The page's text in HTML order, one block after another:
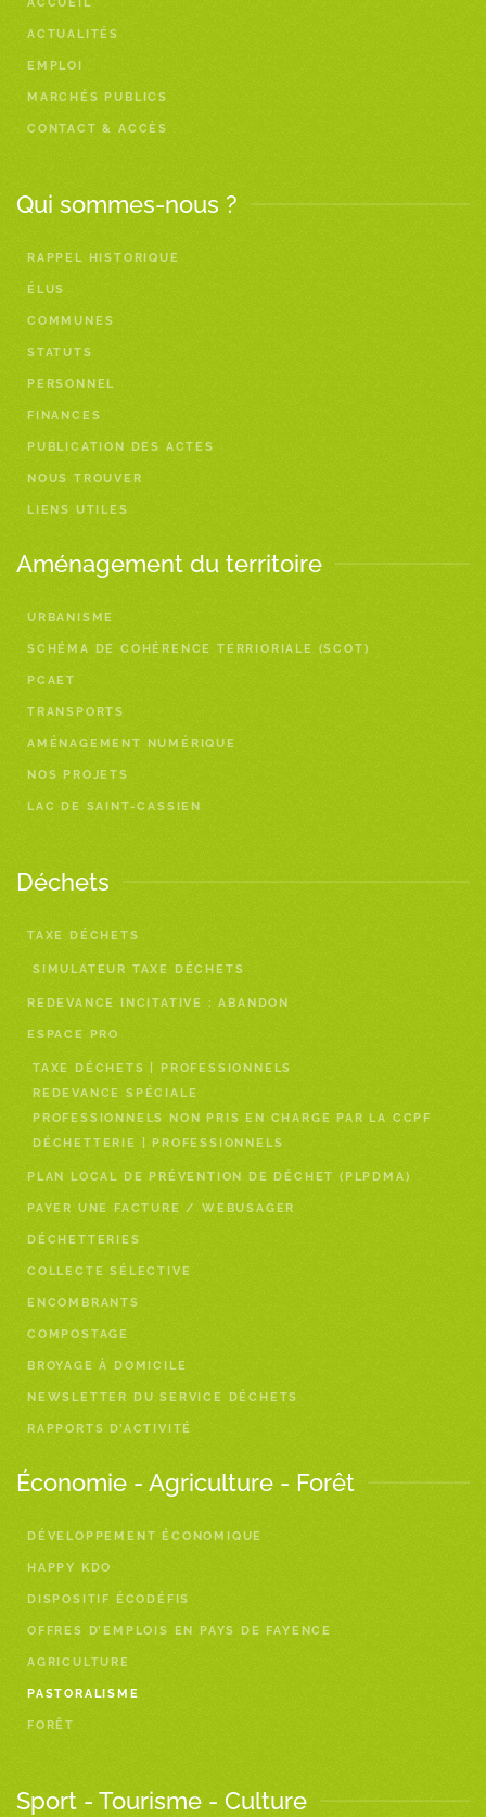
ACTUALITÉS
EMPLOI
MARCHÉS PUBLICS
CONTACT & ACCÈS
Qui sommes-nous ?
RAPPEL HISTORIQUE
ÉLUS
COMMUNES
STATUTS
PERSONNEL
FINANCES
PUBLICATION DES ACTES
NOUS TROUVER
LIENS UTILES
Aménagement du territoire
URBANISME
SCHÉMA DE COHÉRENCE TERRIORIALE (SCOT)
PCAET
TRANSPORTS
AMÉNAGEMENT NUMÉRIQUE
NOS PROJETS
LAC DE SAINT-CASSIEN
Déchets
TAXE DÉCHETS
SIMULATEUR TAXE DÉCHETS
REDEVANCE INCITATIVE : ABANDON
ESPACE PRO
TAXE DÉCHETS | PROFESSIONNELS
REDEVANCE SPÉCIALE
PROFESSIONNELS NON PRIS EN CHARGE PAR LA CCPF
DÉCHETTERIE | PROFESSIONNELS
PLAN LOCAL DE PRÉVENTION DE DÉCHET (PLPDMA)
PAYER UNE FACTURE / WEBUSAGER
DÉCHETTERIES
COLLECTE SÉLECTIVE
ENCOMBRANTS
COMPOSTAGE
BROYAGE À DOMICILE
NEWSLETTER DU SERVICE DÉCHETS
RAPPORTS D’ACTIVITÉ
Économie - Agriculture - Forêt
DÉVELOPPEMENT ÉCONOMIQUE
HAPPY KDO
DISPOSITIF ÉCODÉFIS
OFFRES D’EMPLOIS EN PAYS DE FAYENCE
AGRICULTURE
PASTORALISME
FORÊT
Sport - Tourisme - Culture